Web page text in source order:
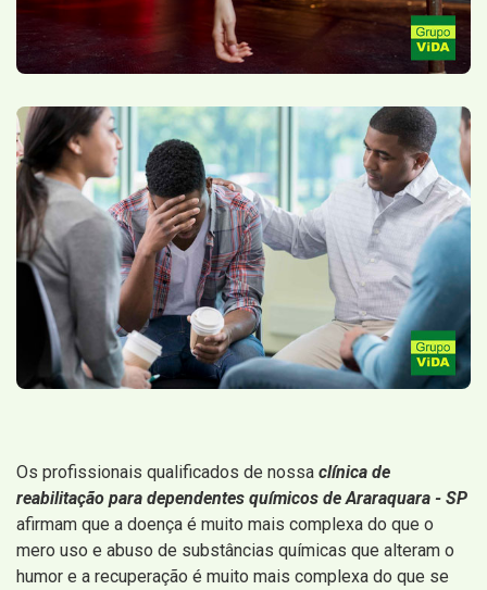
Os profissionais qualificados de nossa clínica de
reabilitação para dependentes químicos de Araraquara - SP
afirmam que a doença é muito mais complexa do que o
mero uso e abuso de substâncias químicas que alteram o
humor e a recuperação é muito mais complexa do que se